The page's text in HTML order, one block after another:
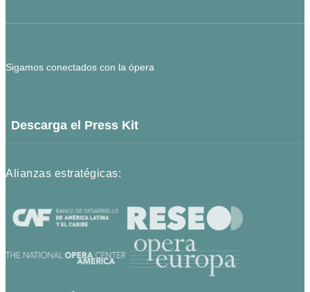
Sigamos conectados con la ópera
Descarga el Press Kit
Alianzas estratégicas: